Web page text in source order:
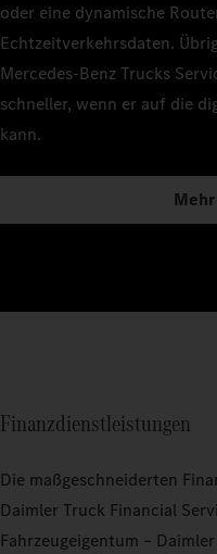
oder eine dynamische
Echtzeitverkehrsdaten.
Mercedes‑Benz Trucks
schneller, wenn er auf die
kann.
Finanzdienstleistungen
Die maßgeschneiderten
Daimler Truck Financial
Fahrzeugeigentum –